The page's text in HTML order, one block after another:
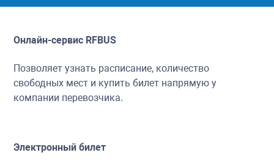
Онлайн-сервис RFBUS
Позволяет узнать расписание, количество
свободных мест и купить билет напрямую у
компании перевозчика.
Электронный билет